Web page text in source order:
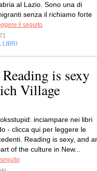
al Lazio. Sono una di
senza il richiamo forte
il seguito
LIBRI
is sexy
Village
inciampare nei libri
- clicca qui per leggere le
Reading is sexy, and
of the culture in New...